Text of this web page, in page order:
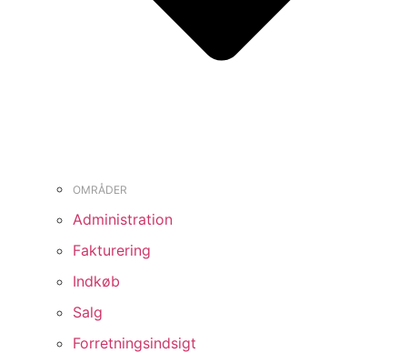
OMRÅDER
Administration
Fakturering
Indkøb
Salg
Forretningsindsigt